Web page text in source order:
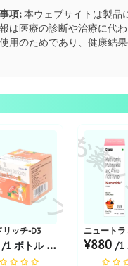
項:本ウェブサイトは製品
は医療の診断や治療に代
用のためであり、健康結
ー トロピカル...
ップ
リッチ-D3
/1 ボトル あたり
お
ニュート
¥880 /1